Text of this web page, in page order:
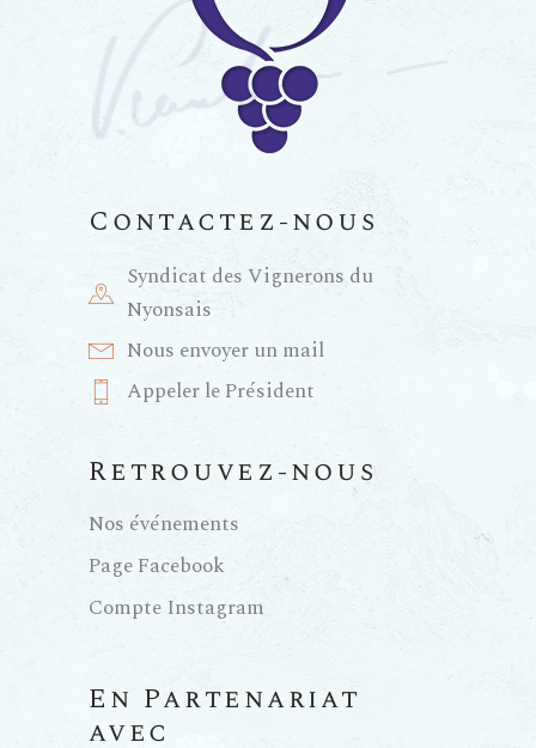
Contactez-nous
Syndicat des Vignerons du
Nyonsais
Nous envoyer un mail
Appeler le Président
Retrouvez-nous
Nos événements
Page Facebook
Compte Instagram
En Partenariat
avec